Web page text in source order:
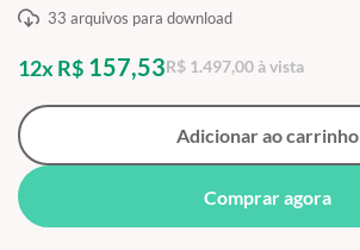
33 arquivos para download
12x R$ 157,53R$ 1.497,00 à vista
Adicionar ao carrinho
Comprar agora